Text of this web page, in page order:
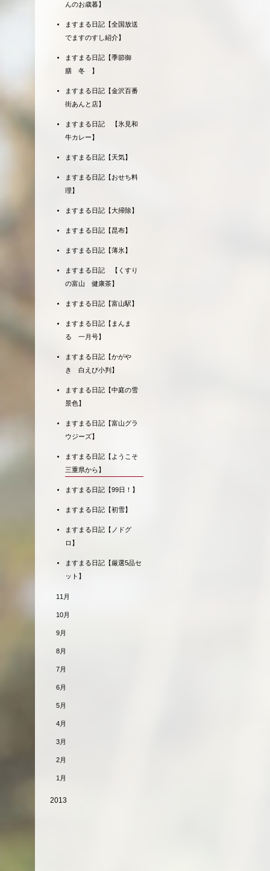
んのお歳暮】
ますまる日記【全国放送
でますのすし紹介】
ますまる日記【季節御
膳 冬 】
ますまる日記【金沢百番
街あんと店】
ますまる日記 【氷見和
牛カレー】
ますまる日記【天気】
ますまる日記【おせち料
理】
ますまる日記【大掃除】
ますまる日記【昆布】
ますまる日記【薄氷】
ますまる日記 【くすり
の富山 健康茶】
ますまる日記【富山駅】
ますまる日記【まんま
る 一月号】
ますまる日記【かがや
き 白えび小判】
ますまる日記【中庭の雪
景色】
ますまる日記【富山グラ
ウジーズ】
ますまる日記【ようこそ
三重県から】
ますまる日記【99日！】
ますまる日記【初雪】
ますまる日記【ノドグ
ロ】
ますまる日記【厳選5品セ
ット】
11月
10月
9月
8月
7月
6月
5月
4月
3月
2月
1月
2013